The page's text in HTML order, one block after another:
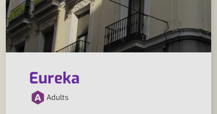
Eureka
Adults